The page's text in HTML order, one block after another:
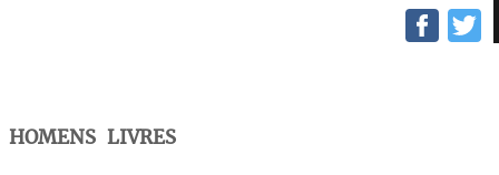
HOMENS LIVRES